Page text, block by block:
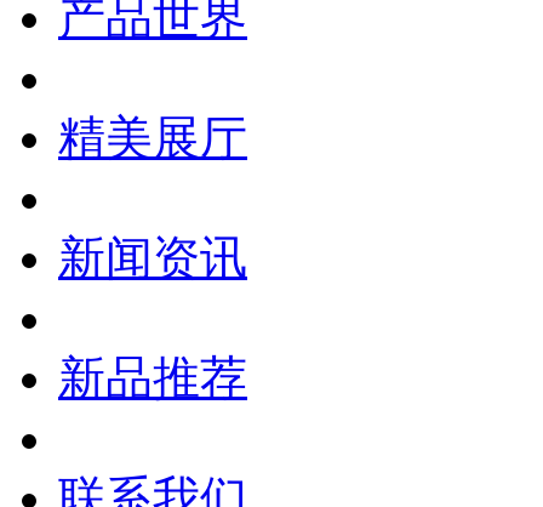
产品世界
精美展厅
新闻资讯
新品推荐